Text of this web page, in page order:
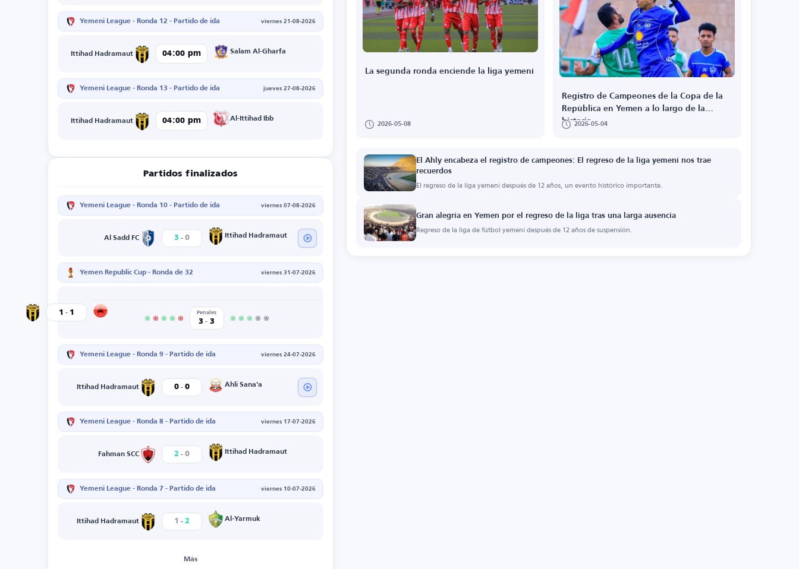
Yemeni League - Ronda 12 - Partido de ida viernes 21-08-2026
Ittihad Hadramaut 04:00 pm Salam Al-Gharfa
Yemeni League - Ronda 13 - Partido de ida jueves 27-08-2026
Ittihad Hadramaut 04:00 pm Al-Ittihad Ibb
Partidos finalizados
Yemeni League - Ronda 10 - Partido de ida viernes 07-08-2026
Al Sadd FC 3 - 0 Ittihad Hadramaut
Yemen Republic Cup - Ronda de 32 viernes 31-07-2026
Ittihad Hadramaut
1 - 1 Penales
3 - 3
Yemeni League - Ronda 9 - Partido de ida viernes 24-07-2026
Ittihad Hadramaut 0 - 0 Ahli Sana'a
Yemeni League - Ronda 8 - Partido de ida viernes 17-07-2026
Fahman SCC 2 - 0 Ittihad Hadramaut
Yemeni League - Ronda 7 - Partido de ida viernes 10-07-2026
Ittihad Hadramaut 1 - 2 Al-Yarmuk
Más
La segunda ronda enciende la liga yemení
2026-05-08
Registro de Campeones de la Copa de la
República en Yemen a lo largo de la
historia
2026-05-04
El Ahly encabeza el registro de campeones: El regreso de la liga yemení nos trae
recuerdos
El regreso de la liga yemení después de 12 años, un evento histórico importante.
Gran alegría en Yemen por el regreso de la liga tras una larga ausencia
Regreso de la liga de fútbol yemení después de 12 años de suspensión.